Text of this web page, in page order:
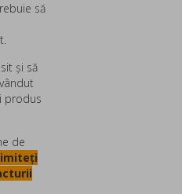
să
și să
produs
de